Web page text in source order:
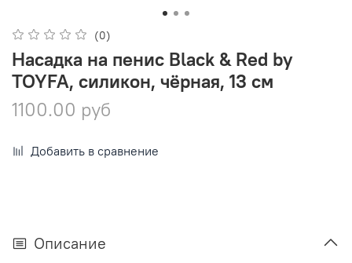
(0)
Насадка на пенис Black & Red by
TOYFA, силикон, чёрная, 13 см
1100.00 руб
Добавить в сравнение
Описание